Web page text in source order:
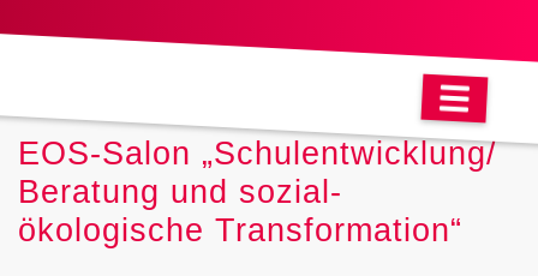
EOS-Salon „Schulentwicklung/
Beratung und sozial-
ökologische Transformation“